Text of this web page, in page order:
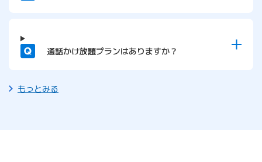
質問 通話かけ放題プランはありますか？
もっとみる